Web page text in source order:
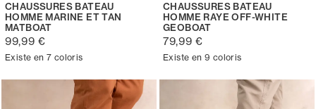
CHAUSSURES BATEAU
HOMME MARINE ET TAN
MATBOAT
99,99 €
Existe en 7 coloris
CHAUSSURES BATEAU
HOMME RAYE OFF-WHITE
GEOBOAT
79,99 €
Existe en 9 coloris